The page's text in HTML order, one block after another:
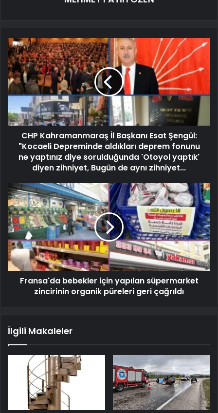
CHP Kahramanmaraş İl Başkanı Esat Şengül:
"Kocaeli Depreminde aldıkları deprem fonunu
ne yaptınız diye sorulduğunda 'Otoyol yaptık'
diyen zihniyet, Bugün de aynı zihniyet...
Fransa'da bebekler için yapılan süpermarket
zincirinin organik püreleri geri çağrıldı
İlgili Makaleler